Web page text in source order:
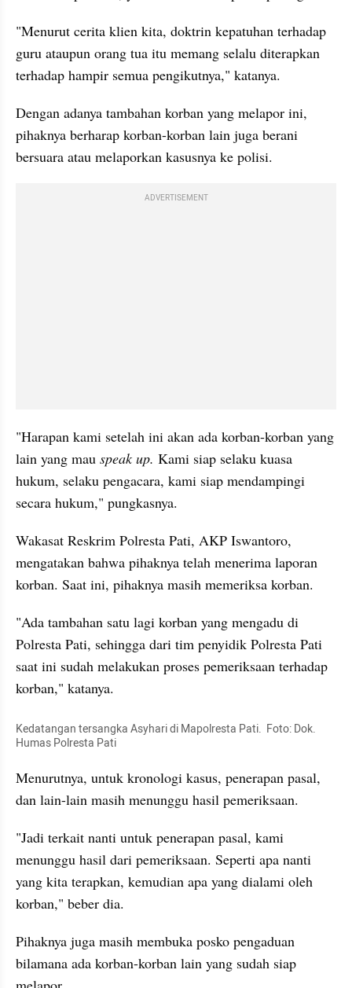
"Menurut cerita klien kita, doktrin kepatuhan terhadap
guru ataupun orang tua itu memang selalu diterapkan
terhadap hampir semua pengikutnya," katanya.
Dengan adanya tambahan korban yang melapor ini,
pihaknya berharap korban-korban lain juga berani
bersuara atau melaporkan kasusnya ke polisi.
ADVERTISEMENT
"Harapan kami setelah ini akan ada korban-korban yang
lain yang mau speak up. Kami siap selaku kuasa
hukum, selaku pengacara, kami siap mendampingi
secara hukum," pungkasnya.
Wakasat Reskrim Polresta Pati, AKP Iswantoro,
mengatakan bahwa pihaknya telah menerima laporan
korban. Saat ini, pihaknya masih memeriksa korban.
"Ada tambahan satu lagi korban yang mengadu di
Polresta Pati, sehingga dari tim penyidik Polresta Pati
saat ini sudah melakukan proses pemeriksaan terhadap
korban," katanya.
Kedatangan tersangka Asyhari di Mapolresta Pati.  Foto: Dok.
Humas Polresta Pati
Menurutnya, untuk kronologi kasus, penerapan pasal,
dan lain-lain masih menunggu hasil pemeriksaan.
"Jadi terkait nanti untuk penerapan pasal, kami
menunggu hasil dari pemeriksaan. Seperti apa nanti
yang kita terapkan, kemudian apa yang dialami oleh
korban," beber dia.
Pihaknya juga masih membuka posko pengaduan
bilamana ada korban-korban lain yang sudah siap